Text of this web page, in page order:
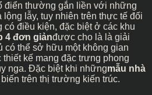
điển thường gắn liền với những
lẫy, tuy nhiên trên thực tế đối
điều kiện, đặc biệt ở các khu
4 đơn giảnđược cho là là giải
có thể sở hữu một không gian
kế mang đặc trưng phong
nga. Đặc biệt khi nhữngmẫu nhà
trên thị trường kiến trúc.